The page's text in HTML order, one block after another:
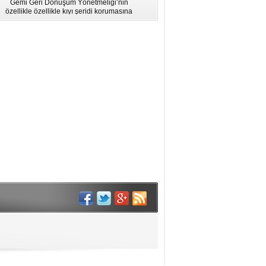
Gemi Geri Dönüşüm Yönetmeliği’nin
özellikle özellikle kıyı şeridi korumasına
ilişkin hükümlere uymadığı için AB